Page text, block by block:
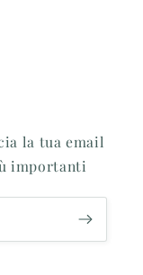
la tua email
importanti